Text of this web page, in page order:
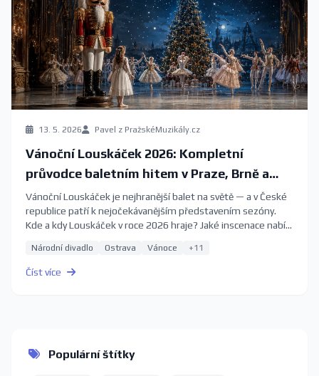
13. 5. 2026 Pavel z PražskéMuzikály.cz
Vánoční Louskáček 2026: Kompletní
průvodce baletním hitem v Praze, Brně a
Ostravě
Vánoční Louskáček je nejhranější balet na světě — a v České
republice patří k nejočekávanějším představením sezóny.
Kde a kdy Louskáček v roce 2026 hraje? Jaké inscenace nabízí
moravskoslezské? Kdy rezervovat vstupenky, aby vám
nezůstaly jen poslední řady balkonu? Kompletní průvodce
Národní divadlo Ostrava Vánoce +11
Číst více
Populární štítky